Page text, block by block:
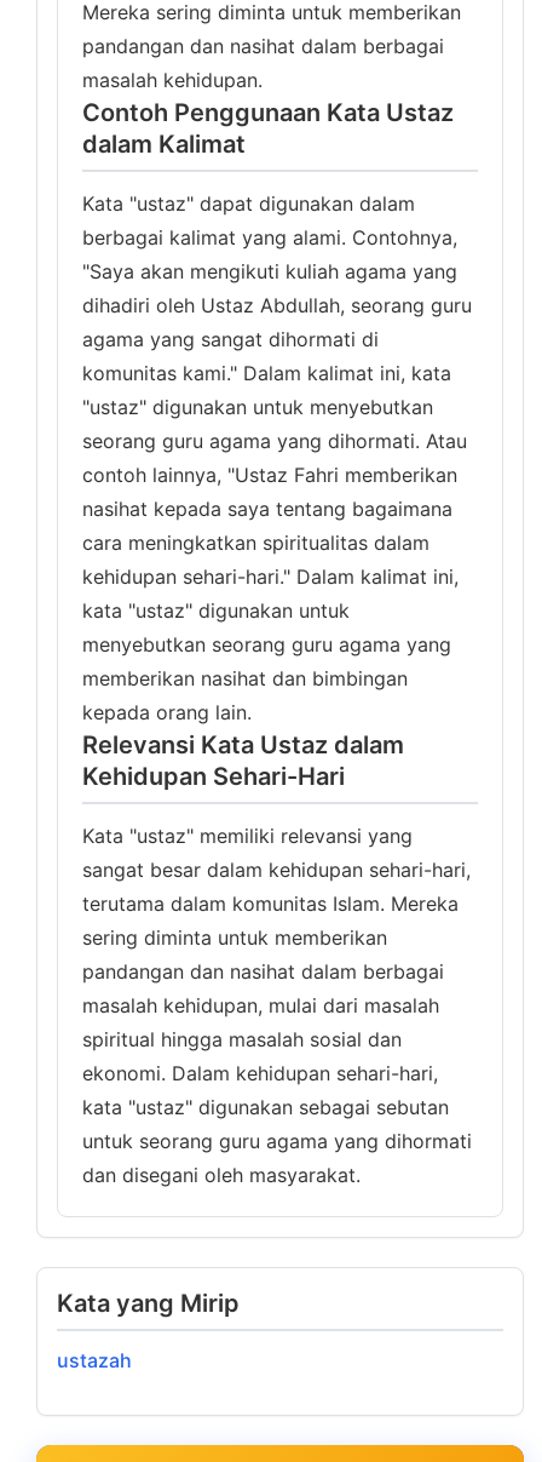
Mereka sering diminta untuk memberikan
pandangan dan nasihat dalam berbagai
masalah kehidupan.
Contoh Penggunaan Kata Ustaz
dalam Kalimat
Kata "ustaz" dapat digunakan dalam
berbagai kalimat yang alami. Contohnya,
"Saya akan mengikuti kuliah agama yang
dihadiri oleh Ustaz Abdullah, seorang guru
agama yang sangat dihormati di
komunitas kami." Dalam kalimat ini, kata
"ustaz" digunakan untuk menyebutkan
seorang guru agama yang dihormati. Atau
contoh lainnya, "Ustaz Fahri memberikan
nasihat kepada saya tentang bagaimana
cara meningkatkan spiritualitas dalam
kehidupan sehari-hari." Dalam kalimat ini,
kata "ustaz" digunakan untuk
menyebutkan seorang guru agama yang
memberikan nasihat dan bimbingan
kepada orang lain.
Relevansi Kata Ustaz dalam
Kehidupan Sehari-Hari
Kata "ustaz" memiliki relevansi yang
sangat besar dalam kehidupan sehari-hari,
terutama dalam komunitas Islam. Mereka
sering diminta untuk memberikan
pandangan dan nasihat dalam berbagai
masalah kehidupan, mulai dari masalah
spiritual hingga masalah sosial dan
ekonomi. Dalam kehidupan sehari-hari,
kata "ustaz" digunakan sebagai sebutan
untuk seorang guru agama yang dihormati
dan disegani oleh masyarakat.
Kata yang Mirip
ustazah